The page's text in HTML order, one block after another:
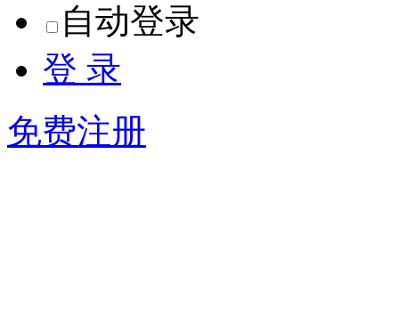
自动登录
登 录
免费注册